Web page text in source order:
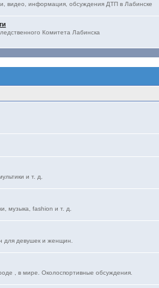
видео, информация, обсуждения ДТП в Лабинске
Комитета Лабинска
и т. д.
музыка, fashion и т. д.
для девушек и женщин.
, в мире. Околоспортивные обсуждения.